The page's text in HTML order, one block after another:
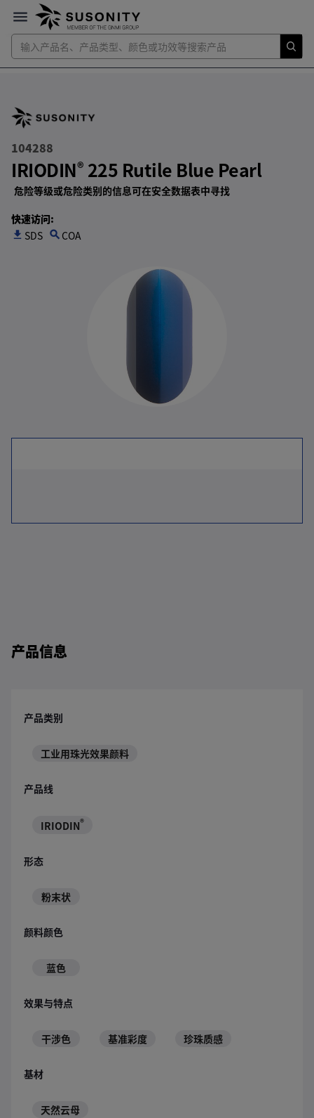
104288
IRIODIN® 225 Rutile Blue Pearl
危险等级或危险类别的信息可在安全数据表中寻找
快速访问:
get_app SDS search COA
产品信息
产品类别
工业用珠光效果颜料
产品线
IRIODIN®
形态
粉末状
颜料颜色
蓝色
效果与特点
干涉色 基准彩度 珍珠质感
基材
天然云母